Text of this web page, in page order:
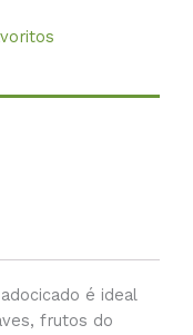
é ideal
frutos do